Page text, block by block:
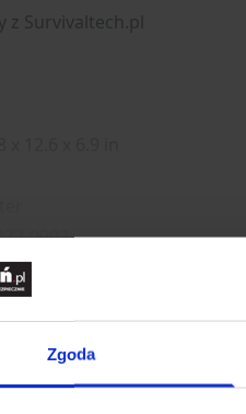
Zgoda
Survivaltech.pl
0002